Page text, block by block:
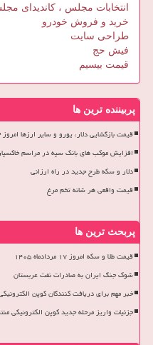
انتخابات مجلس ، کاندیدای
خرید و فروش خودرو
طراحی سایت
فیش حج
قیمت بیسیم
پربیننده ترین ها
قیمت بازگشایی دلار، یورو و سایر ارزها امروز ۱۳ خرداد ۱۴۰۵ بهمراه جدول
افزایش موکب های بانک سپه در مراسم خاکسپاری
دلار و سکه طرح جدید در راه ارزانی
قیمت واقعی هر شانه تخم مرغ
پربحث ترین ها
قیمت طلا و سکه امروز ۱۷ مردادماه ۱۴۰۵
شوک جنگ ایران به صادرات نفت عربستان
خبر مهم برای دریافت کنندگان کوپن
جزئیات واریز مرحله جدید کوپن الکترونیکی